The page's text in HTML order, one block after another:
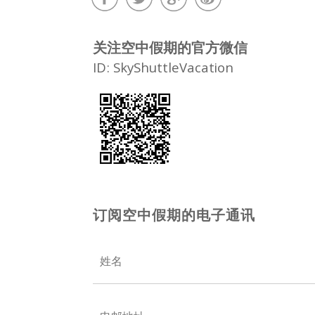
关注空中假期的官方微信
ID: SkyShuttleVacation
订阅空中假期的电子通讯